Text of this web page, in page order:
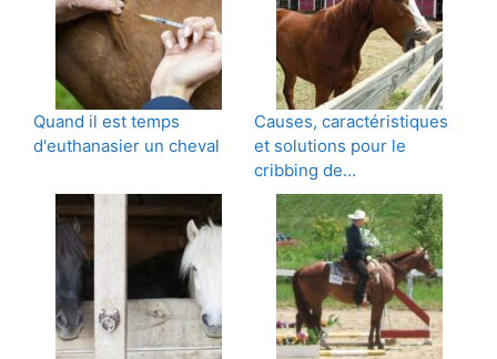
Quand il est temps
d'euthanasier un cheval
Causes, caractéristiques
et solutions pour le
cribbing de…